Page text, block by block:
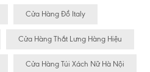
Cửa Hàng Đồ Italy
Cửa Hàng Thắt Lưng Hàng Hiệu
Cửa Hàng Túi Xách Nữ Hà Nội